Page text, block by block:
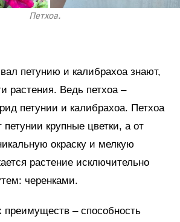
Петхоа.
петунию и калибрахоа знают,
растения. Ведь петхоа –
петунии и калибрахоа. Петхоа
петунии крупные цветки, а от
окраску и мелкую
растение исключительно
черенками.
преимуществ – способность